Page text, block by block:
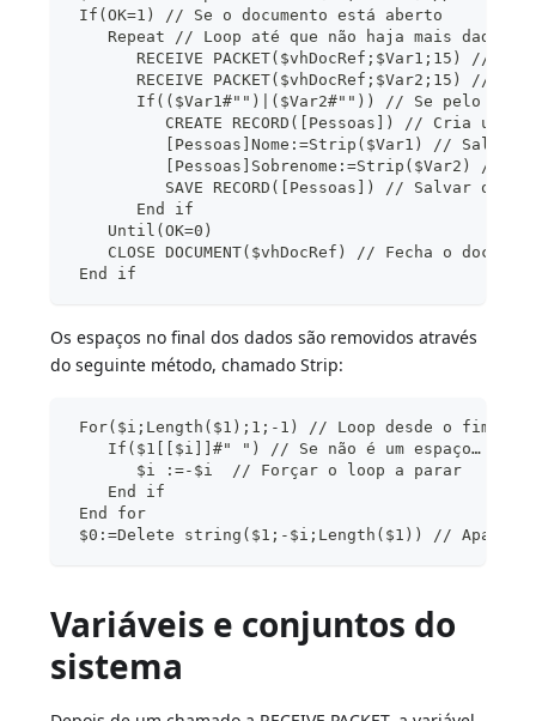
If(OK=1) // Se o documento está aberto
Repeat // Loop até que não haja mais dados
RECEIVE PACKET($vhDocRef;$Var1;15) //
RECEIVE PACKET($vhDocRef;$Var2;15) // Faz
If(($Var1#"")|($Var2#"")) // Se pelo menos
CREATE RECORD([Pessoas]) // Cria um
[Pessoas]Nome:=Strip($Var1) // Salva o
[Pessoas]Sobrenome:=Strip($Var2) //
SAVE RECORD([Pessoas]) // Salvar o
End if
Until(OK=0)
CLOSE DOCUMENT($vhDocRef) // Fecha o
End if
Os espaços no final dos dados são removidos através
do seguinte método, chamado Strip:
For($i;Length($1);1;-1) // Loop desde o fim
If($1[[$i]]#" ") // Se não é um espaço…
$i :=-$i  // Forçar o loop a parar
End if
End for
$0:=Delete string($1;-$i;Length($1)) // Apagar
Variáveis e conjuntos do
sistema